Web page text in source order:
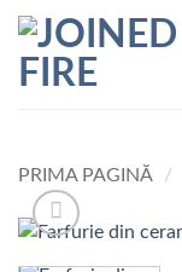
Skip
content
PRIMA PAGINĂ /